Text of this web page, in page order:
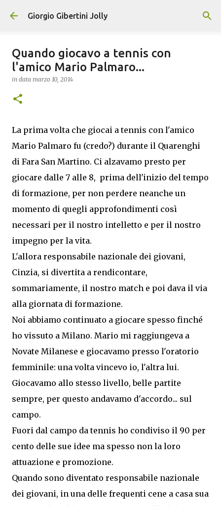
Passa ai contenuti principali
Giorgio Gibertini Jolly
Quando giocavo a tennis con
l'amico Mario Palmaro...
in data marzo 10, 2014
La prima volta che giocai a tennis con l'amico
Mario Palmaro fu (credo?) durante il Quarenghi
di Fara San Martino. Ci alzavamo presto per
giocare dalle 7 alle 8, prima dell'inizio del tempo
di formazione, per non perdere neanche un
momento di quegli approfondimenti così
necessari per il nostro intelletto e per il nostro
impegno per la vita.
L'allora responsabile nazionale dei giovani,
Cinzia, si divertita a rendicontare,
sommariamente, il nostro match e poi dava il via
alla giornata di formazione.
Noi abbiamo continuato a giocare spesso finché
ho vissuto a Milano. Mario mi raggiungeva a
Novate Milanese e giocavamo presso l'oratorio
femminile: una volta vincevo io, l'altra lui.
Giocavamo allo stesso livello, belle partite
sempre, per questo andavamo d'accordo... sul
campo.
Fuori dal campo da tennis ho condiviso il 90 per
cento delle sue idee ma spesso non la loro
attuazione e promozione.
Quando sono diventato responsabile nazionale
dei giovani, in una delle frequenti cene a casa sua